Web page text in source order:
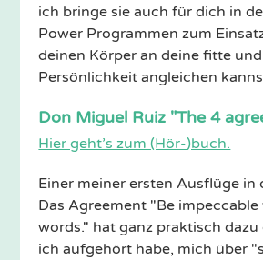
ich bringe sie auch für dich in
Power Programmen zum
deinen Körper an deine fitte
Persönlichkeit angleichen
Don Miguel Ruiz "The 4
Hier geht’s zum (Hör-)buch.
Einer meiner ersten Ausflüge in
Das Agreement "Be
words." hat ganz praktisch
ich aufgehört habe, mich über